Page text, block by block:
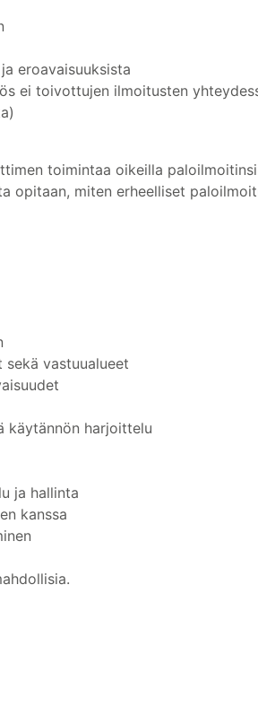
eroavaisuuksista
ei toivottujen ilmoitusten
toimintaa oikeilla
opitaan, miten erheelliset
vastuualueet
käytännön harjoittelu
ja hallinta
kanssa